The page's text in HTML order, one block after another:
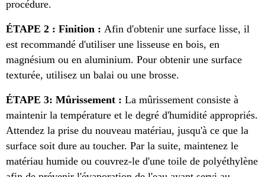
procédure.
ÉTAPE 2 : Finition : Afin d'obtenir une surface lisse, il
est recommandé d'utiliser une lisseuse en bois, en
magnésium ou en aluminium. Pour obtenir une surface
texturée, utilisez un balai ou une brosse.
ÉTAPE 3: Mûrissement : La mûrissement consiste à
maintenir la température et le degré d'humidité appropriés.
Attendez la prise du nouveau matériau, jusqu'à ce que la
surface soit dure au toucher. Par la suite, maintenez le
matériau humide ou couvrez-le d'une toile de polyéthylène